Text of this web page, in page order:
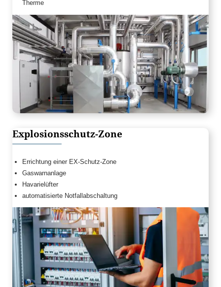
Therme
Explosionsschutz-Zone
Errichtung einer EX-Schutz-Zone
Gaswarnanlage
Havarielüfter
automatisierte Notfallabschaltung